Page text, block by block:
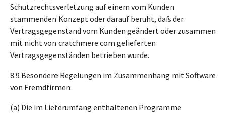
Schutzrechtsverletzung auf einem vom Kunden
stammenden Konzept oder darauf beruht, daß der
Vertragsgegenstand vom Kunden geändert oder zusammen
mit nicht von cratchmere.com gelieferten
Vertragsgegenständen betrieben wurde.
8.9 Besondere Regelungen im Zusammenhang mit Software
von Fremdfirmen:
(a) Die im Lieferumfang enthaltenen Programme